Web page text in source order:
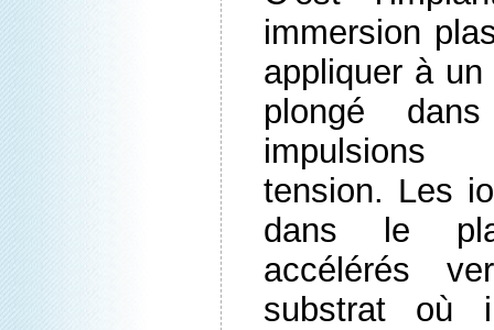
immersion
appliquer à
plongé
impulsions
tension. Les
dans le
accélérés
substrat où